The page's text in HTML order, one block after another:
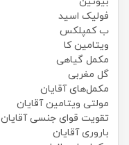
فولیک اسید
ب کمپلکس
ویتامین کا
مکمل گیاهی
گل مغربی
مکمل‌های آقایان
مولتی ویتامین آقایان
تقویت قوای جنسی آقایان
باروری آقایان